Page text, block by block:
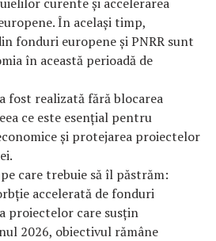
În același timp,
fonduri europene și PNRR sunt
în această perioadă de
fost realizată fără blocarea
ce este esențial pentru
și protejarea proiectelor
care trebuie să îl păstrăm:
accelerată de fonduri
proiectelor care susțin
2026, obiectivul rămâne